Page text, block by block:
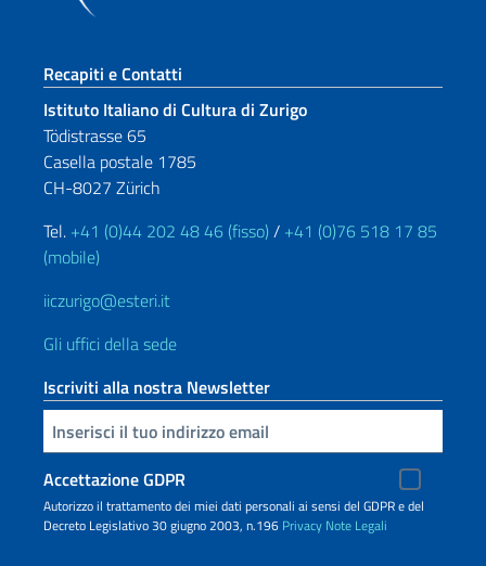
Sezione footer
Recapiti e Contatti
Istituto Italiano di Cultura di Zurigo
Tödistrasse 65
Casella postale 1785
CH-8027 Zürich
Tel. +41 (0)44 202 48 46 (fisso) / +41 (0)76 518 17 85
(mobile)
iiczurigo@esteri.it
Gli uffici della sede
Iscriviti alla nostra Newsletter
Inserisci la tua email
Accettazione GDPR
Autorizzo il trattamento dei miei dati personali ai sensi del GDPR e del
Decreto Legislativo 30 giugno 2003, n.196 Privacy Note Legali